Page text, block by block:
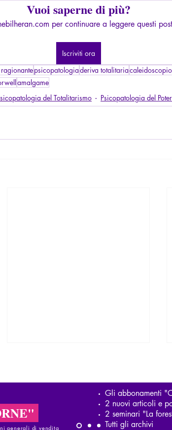
Vuoi saperne di più?
per continuare a leggere questi
Iscriviti ora
psicopatologiaderiva totalitaria
amalgame
del Totalitarismo Psicopatologia del
generali di vendita
Gli abbonamenti
2 nuovi articoli e
2 seminari "La
Tutti gli archivi